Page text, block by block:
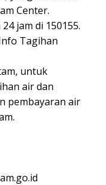
Center.
jam di 150155.
Tagihan
untuk
air dan
pembayaran air